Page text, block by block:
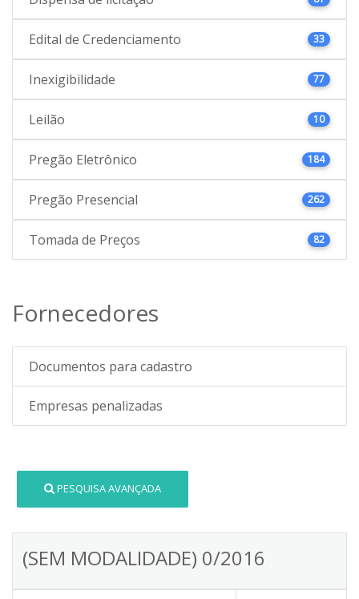
Edital de Credenciamento 33
Inexigibilidade 77
Leilão 10
Pregão Eletrônico 184
Pregão Presencial 262
Tomada de Preços 82
Fornecedores
Documentos para cadastro
Empresas penalizadas
PESQUISA AVANÇADA
(SEM MODALIDADE) 0/2016